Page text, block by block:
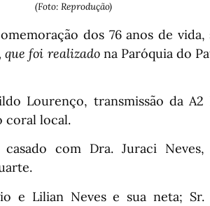
(Foto: Reprodução)
dos 76 anos de
que foi realizado na Paróquia do
Lourenço, transmissão da
coral local.
com Dra. Juraci
e Lilian Neves e sua neta;